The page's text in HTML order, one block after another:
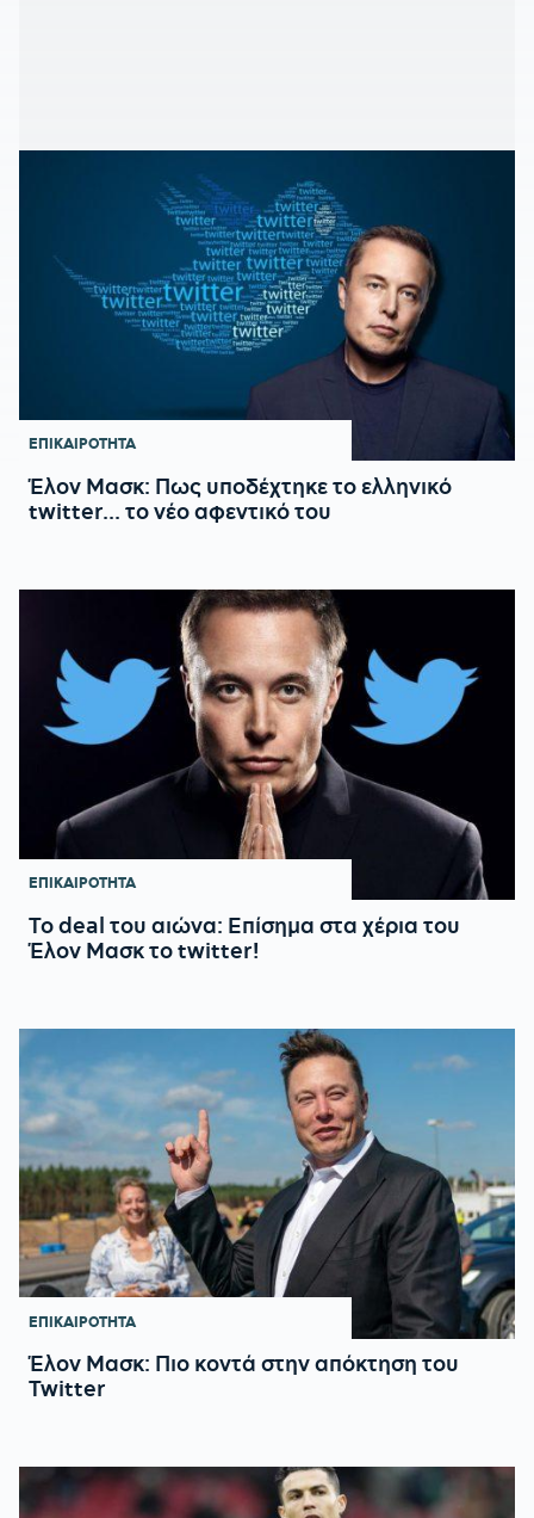
ΕΠΙΚΑΙΡΟΤΗΤΑ
Έλον Μασκ: Πως υποδέχτηκε το ελληνικό
twitter... το νέο αφεντικό του
ΕΠΙΚΑΙΡΟΤΗΤΑ
To deal του αιώνα: Επίσημα στα χέρια του
Έλον Μασκ το twitter!
ΕΠΙΚΑΙΡΟΤΗΤΑ
Έλον Μασκ: Πιο κοντά στην απόκτηση του
Twitter